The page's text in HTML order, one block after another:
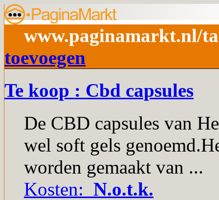
www.paginamarkt.nl/
toevoegen
Te koop : Cbd capsules
De CBD capsules van
wel soft gels
worden gemaakt van ...
Kosten: N.o.t.k.